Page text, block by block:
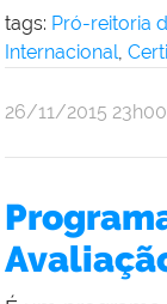
tags: Pró-reitoria
Internacional,
por
Reitoria
publicado
26/11/2015 23h00